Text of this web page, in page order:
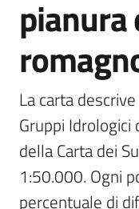
Approfondimenti
La carta
Gruppi
della Carta dei
1:50.000. Ogni
percentuale di